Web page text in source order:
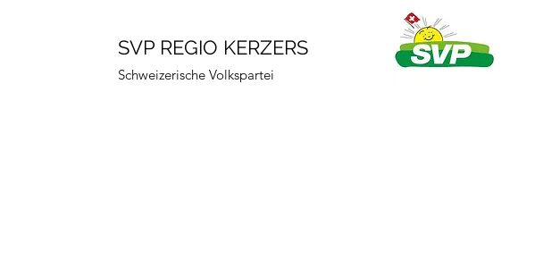
SVP REGIO KERZERS
Schweizerische Volkspartei